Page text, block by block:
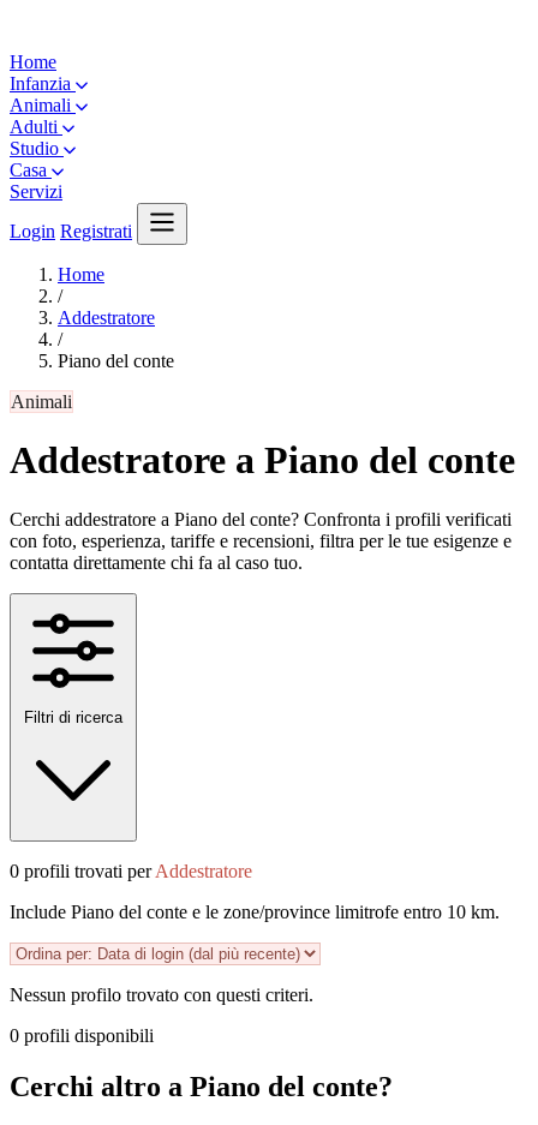
Home
Infanzia
Animali
Adulti
Studio
Casa
Servizi
Login Registrati
Home
/
Addestratore
/
Piano del conte
Animali
Addestratore a Piano del conte
Cerchi addestratore a Piano del conte? Confronta i profili verificati
con foto, esperienza, tariffe e recensioni, filtra per le tue esigenze e
contatta direttamente chi fa al caso tuo.
Filtri di ricerca
0 profili trovati perAddestratore
Include Piano del conte e le zone/province limitrofe entro 10 km.
Nessun profilo trovato con questi criteri.
0 profili disponibili
Cerchi altro a Piano del conte?